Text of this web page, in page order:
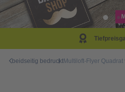
beidseitig bedrucktMultiloft-Flyer